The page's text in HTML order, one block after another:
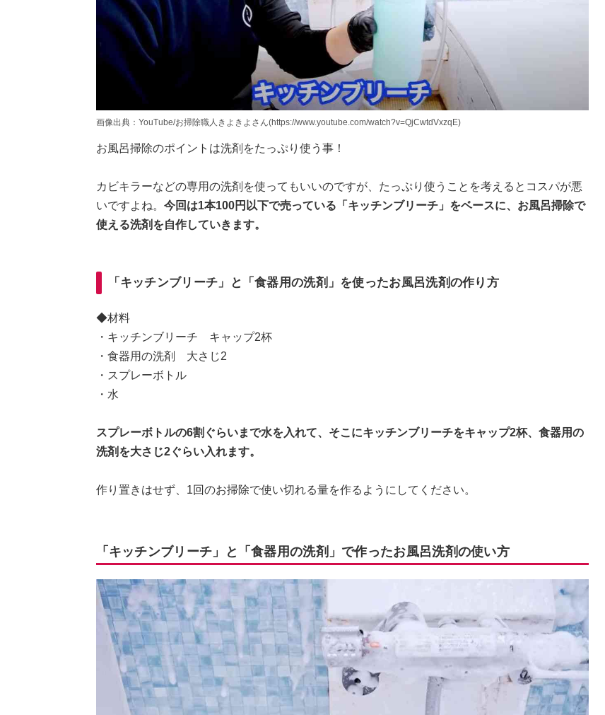
画像出典：YouTube/お掃除職人きよきよさん(https://www.youtube.com/watch?v=QjCwtdVxzqE)
お風呂掃除のポイントは洗剤をたっぷり使う事！
カビキラーなどの専用の洗剤を使ってもいいのですが、たっぷり使うことを考えるとコスパが悪
いですよね。 今回は1本100円以下で売っている「キッチンブリーチ」をベースに、お風呂掃除で
使える洗剤を自作していきます。
「キッチンブリーチ」と「食器用の洗剤」を使ったお風呂洗剤の作り方
◆材料
・キッチンブリーチ キャップ2杯
・食器用の洗剤 大さじ2
・スプレーボトル
・水
スプレーボトルの6割ぐらいまで水を入れて、そこにキッチンブリーチをキャップ2杯、食器用の
洗剤を大さじ2ぐらい入れます。
作り置きはせず、1回のお掃除で使い切れる量を作るようにしてください。
「キッチンブリーチ」と「食器用の洗剤」で作ったお風呂洗剤の使い方